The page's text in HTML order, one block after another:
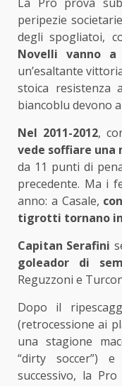
peripezie
degli spogliatoi,
Novelli vanno a
un’esaltante
stoica
biancoblu devono
Nel 2011-2012,
vede soffiare
da 11 punti di
precedente. Ma i
anno: a Casale,
tigrotti tornano
Capitan Serafini
goleador di
Reguzzoni e
Dopo il
(retrocessione ai
una stagione
“dirty soccer”)
successivo, la